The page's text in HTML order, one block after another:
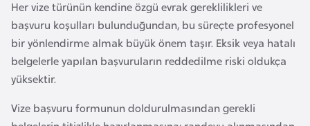
Her vize türünün kendine özgü evrak gereklilikleri ve
başvuru koşulları bulunduğundan, bu süreçte profesyonel
bir yönlendirme almak büyük önem taşır. Eksik veya hatalı
belgelerle yapılan başvuruların reddedilme riski oldukça
yüksektir.
Vize başvuru formunun doldurulmasından gerekli
i
s
t
a
n